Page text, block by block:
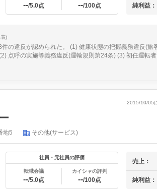
--/5.0点 --/100点 純利益：
)
の違反が認められた。 (1) 健康状態の把握義務違反(旅
点呼の実施等義務違反(運輸規則第24条) (3) 初任運転
2015/10/05
地5 その他(サービス)
社員・元社員の評価
転職会議
--/5.0点
カイシャの評判
--/100点
売上：
純利益：